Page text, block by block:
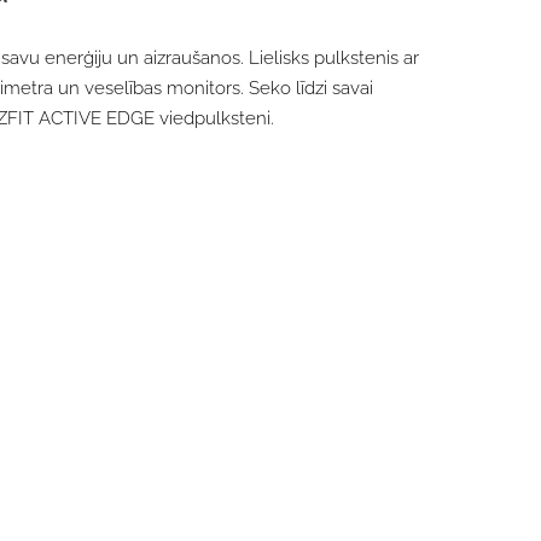
enerģiju un aizraušanos. Lielisks pulkstenis ar
un veselības monitors. Seko līdzi savai
ACTIVE EDGE viedpulksteni.